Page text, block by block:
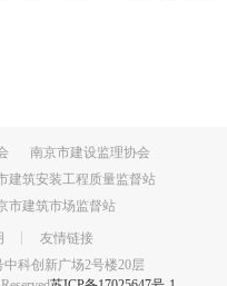
南京市建设监理协会
建筑安装工程质量监督站
市建筑市场监督站
友情链接
科创新广场2号楼20层